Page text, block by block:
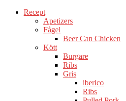
Recept
Apetizers
Fågel
Beer Can Chicken
Kött
Burgare
Ribs
Gris
iberico
Ribs